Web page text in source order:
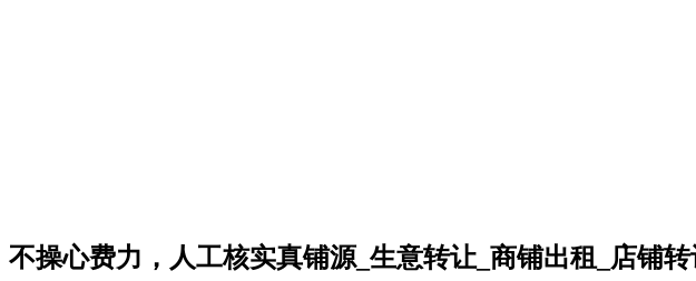
不操心费力，人工核实真铺源_生意转让_商铺出租_店铺